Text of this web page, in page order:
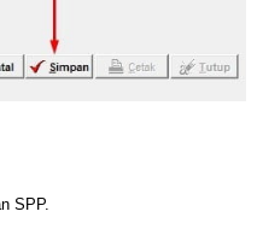
SPP.